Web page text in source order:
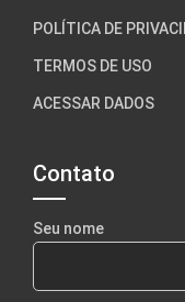
POLÍTICA DE
TERMOS DE USO
ACESSAR DADOS
Contato
Seu nome